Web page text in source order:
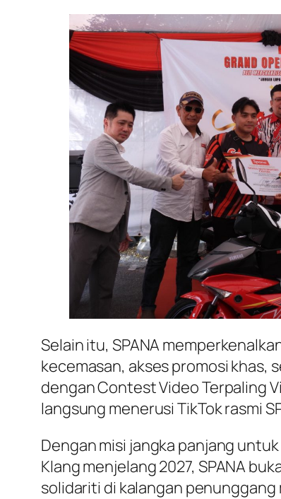
Selain itu, SPANA
kecemasan, akses promosi
dengan Contest Video Terpaling
langsung menerusi TikTok rasmi
Dengan misi jangka panjang
Klang menjelang 2027, SPANA
solidariti di kalangan penunggang